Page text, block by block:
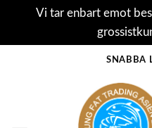
Vi tar enbart emot
SNABBA